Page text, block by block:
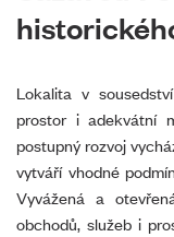
Lokalita v
prostor i adekvátní
postupný rozvoj
vytváří vhodné
Vyvážená a
obchodů, služeb i